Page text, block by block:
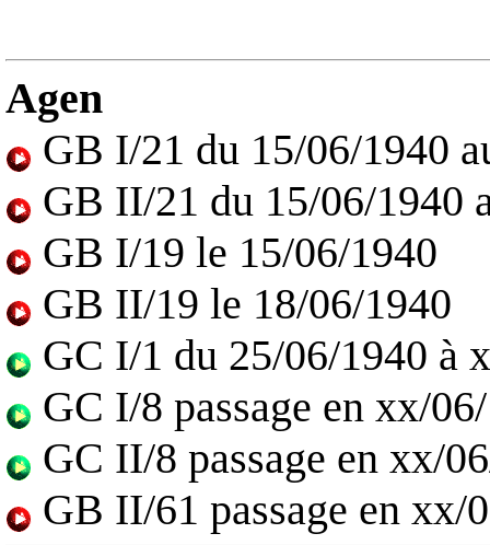
Agen
GB I/21 du 15/06/1940
GB II/21 du 15/06/1940
GB I/19 le 15/06/1940
GB II/19 le 18/06/1940
GC I/1 du 25/06/1940 à
GC I/8 passage en xx/
GC II/8 passage en xx/
GB II/61 passage en xx/